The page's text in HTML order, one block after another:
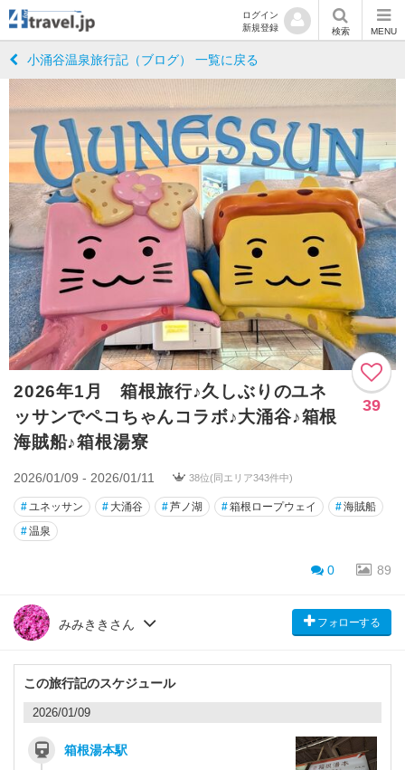
ログイン
新規登録
検索 MENU
小涌谷温泉旅行記（ブログ） 一覧に戻る
2026年1月 箱根旅行♪久しぶりのユネ
ッサンでペコちゃんコラボ♪大涌谷♪箱根
海賊船♪箱根湯寮
39
2026/01/09 - 2026/01/11 38位(同エリア343件中)
#ユネッサン # 大涌谷 #芦ノ湖 #箱根ロープウェイ #海賊船
#温泉
0 89
みみききさん フォローする
この旅行記のスケジュール
2026/01/09
箱根湯本駅